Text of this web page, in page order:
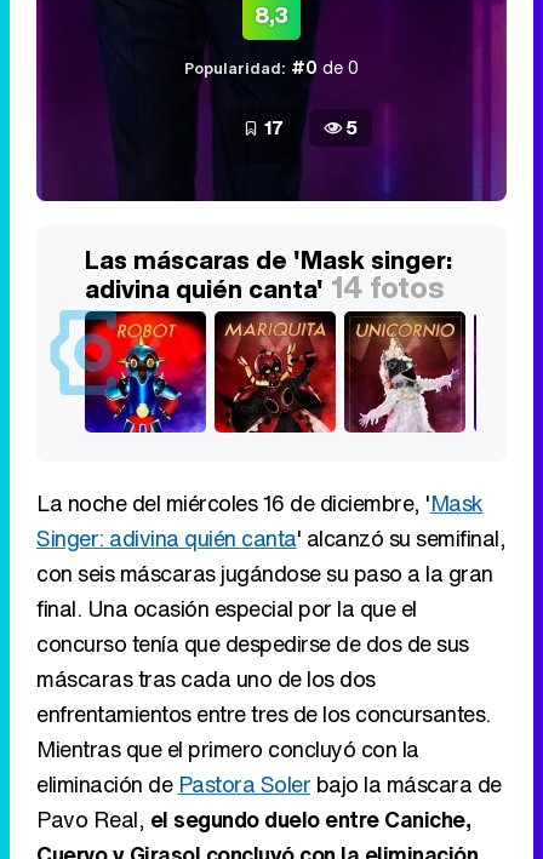
8,3
Popularidad: #0 de 0
17 5
Las máscaras de 'Mask singer:
adivina quién canta' 14 fotos
La noche del miércoles 16 de diciembre, 'Mask
Singer: adivina quién canta' alcanzó su semifinal,
con seis máscaras jugándose su paso a la gran
final. Una ocasión especial por la que el
concurso tenía que despedirse de dos de sus
máscaras tras cada uno de los dos
enfrentamientos entre tres de los concursantes.
Mientras que el primero concluyó con la
eliminación de Pastora Soler bajo la máscara de
Pavo Real, el segundo duelo entre Caniche,